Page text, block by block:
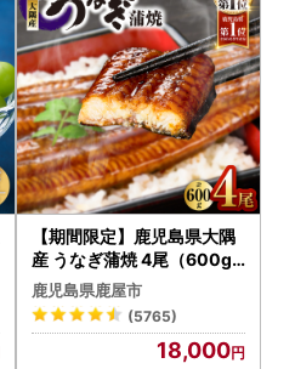
【期間限定】鹿児島県大隅
産 うなぎ蒲焼 4尾（600g
） KN007-004-04-cp18
うなぎ 鰻 魚 惣菜 総菜
鹿児島県鹿屋市
(5765)
18,000